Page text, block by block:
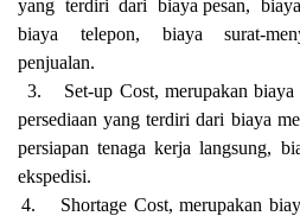
yang terdiri dari biaya pesan, biaya
biaya
telepon, biaya surat-
penjualan.
Set-up Cost, merupakan biaya
persediaan yang terdiri dari biaya
persiapan tenaga kerja langsung,
ekspedisi.
Shortage Cost, merupakan